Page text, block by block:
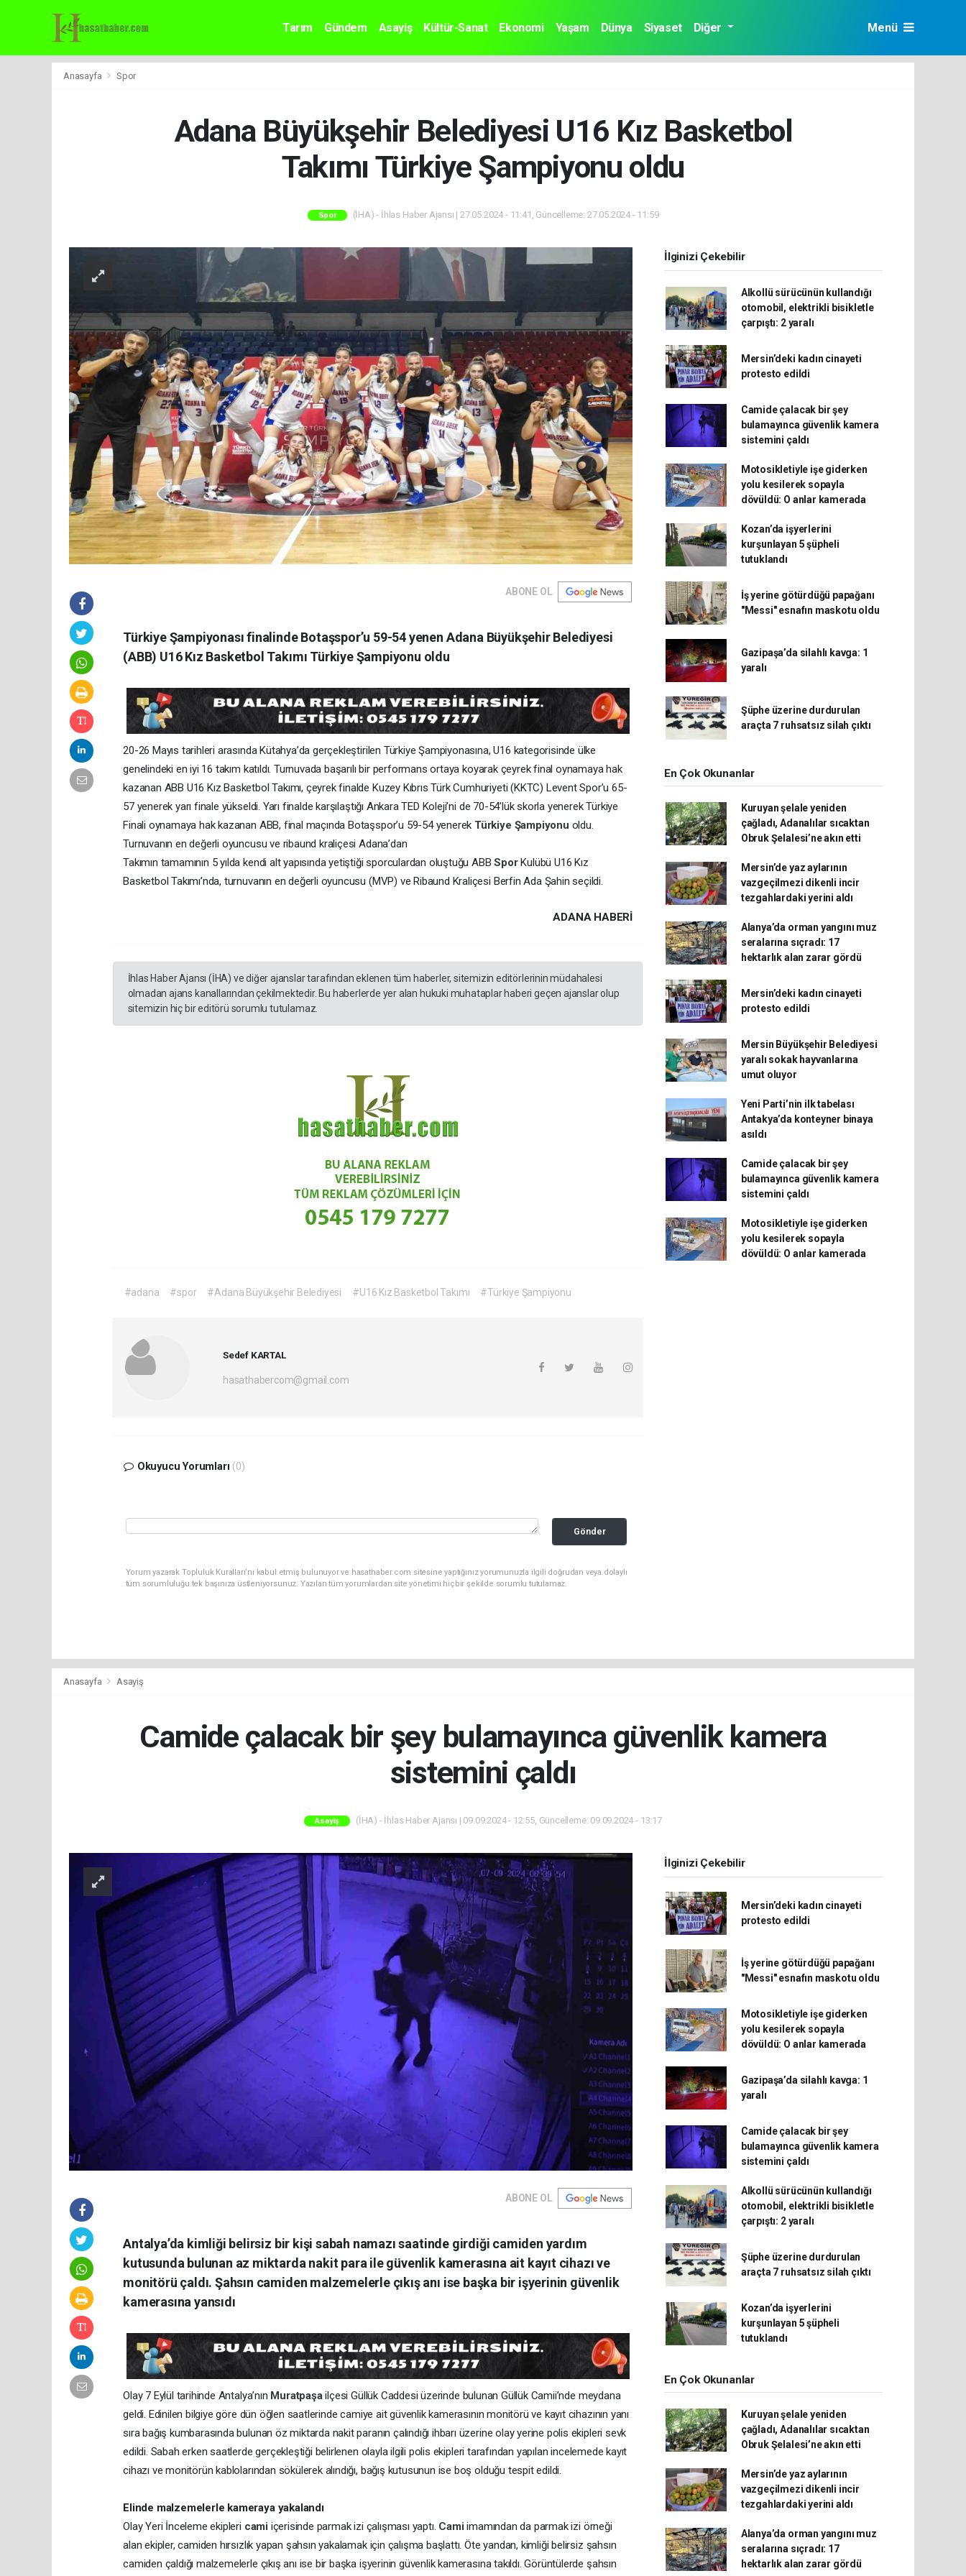
Tarım Gündem Asayiş Kültür-Sanat Ekonomi Yaşam Dünya Siyaset Diğer Menü
Anasayfa Spor
Adana Büyükşehir Belediyesi U16 Kız Basketbol
Takımı Türkiye Şampiyonu oldu
Spor (İHA) - İhlas Haber Ajansı | 27.05.2024 - 11:41, Güncelleme: 27.05.2024 - 11:59
ABONE OL
Türkiye Şampiyonası finalinde Botaşspor’u 59-54 yenen Adana Büyükşehir Belediyesi
(ABB) U16 Kız Basketbol Takımı Türkiye Şampiyonu oldu
20-26 Mayıs tarihleri arasında Kütahya’da gerçekleştirilen Türkiye Şampiyonasına, U16 kategorisinde ülke
genelindeki en iyi 16 takım katıldı. Turnuvada başarılı bir performans ortaya koyarak çeyrek final oynamaya hak
kazanan ABB U16 Kız Basketbol Takımı, çeyrek finalde Kuzey Kıbrıs Türk Cumhuriyeti (KKTC) Levent Spor’u 65-
57 yenerek yarı finale yükseldi. Yarı finalde karşılaştığı Ankara TED Koleji’ni de 70-54’lük skorla yenerek Türkiye
Finali oynamaya hak kazanan ABB, final maçında Botaşspor’u 59-54 yenerek Türkiye Şampiyonu oldu.
Turnuvanın en değerli oyuncusu ve ribaund kraliçesi Adana’dan
Takımın tamamının 5 yılda kendi alt yapısında yetiştiği sporculardan oluştuğu ABBSpor Kulübü U16 Kız
Basketbol Takımı’nda, turnuvanın en değerli oyuncusu (MVP) ve Ribaund Kraliçesi Berfin Ada Şahin seçildi.
ADANA HABERİ
İhlas Haber Ajansı (İHA) ve diğer ajanslar tarafından eklenen tüm haberler, sitemizin editörlerinin müdahalesi
olmadan ajans kanallarından çekilmektedir. Bu haberlerde yer alan hukuki muhataplar haberi geçen ajanslar olup
sitemizin hiç bir editörü sorumlu tutulamaz.
#adana #spor #Adana Büyükşehir Belediyesi #U16 Kız Basketbol Takımı #Türkiye Şampiyonu
Sedef KARTAL
hasathabercom@gmail.com
Okuyucu Yorumları (0)
Gönder
Yorum yazarak Topluluk Kuralları’nı kabul etmiş bulunuyor ve hasathaber.com sitesine yaptığınız yorumunuzla ilgili doğrudan veya dolaylı
tüm sorumluluğu tek başınıza üstleniyorsunuz. Yazılan tüm yorumlardan site yönetimi hiçbir şekilde sorumlu tutulamaz.
İlginizi Çekebilir
Alkollü sürücünün kullandığı
otomobil, elektrikli bisikletle
çarpıştı: 2 yaralı
Mersin’deki kadın cinayeti
protesto edildi
Camide çalacak bir şey
bulamayınca güvenlik kamera
sistemini çaldı
Motosikletiyle işe giderken
yolu kesilerek sopayla
dövüldü: O anlar kamerada
Kozan’da işyerlerini
kurşunlayan 5 şüpheli
tutuklandı
İş yerine götürdüğü papağanı
"Messi" esnafın maskotu oldu
Gazipaşa’da silahlı kavga: 1
yaralı
Şüphe üzerine durdurulan
araçta 7 ruhsatsız silah çıktı
En Çok Okunanlar
Kuruyan şelale yeniden
çağladı, Adanalılar sıcaktan
Obruk Şelalesi’ne akın etti
Mersin’de yaz aylarının
vazgeçilmezi dikenli incir
tezgahlardaki yerini aldı
Alanya’da orman yangını muz
seralarına sıçradı: 17
hektarlık alan zarar gördü
Mersin’deki kadın cinayeti
protesto edildi
Mersin Büyükşehir Belediyesi
yaralı sokak hayvanlarına
umut oluyor
Yeni Parti’nin ilk tabelası
Antakya’da konteyner binaya
asıldı
Camide çalacak bir şey
bulamayınca güvenlik kamera
sistemini çaldı
Motosikletiyle işe giderken
yolu kesilerek sopayla
dövüldü: O anlar kamerada
Anasayfa Asayiş
Camide çalacak bir şey bulamayınca güvenlik kamera
sistemini çaldı
Asayiş (İHA) - İhlas Haber Ajansı | 09.09.2024 - 12:55, Güncelleme: 09.09.2024 - 13:17
ABONE OL
Antalya’da kimliği belirsiz bir kişi sabah namazı saatinde girdiği camiden yardım
kutusunda bulunan az miktarda nakit para ile güvenlik kamerasına ait kayıt cihazı ve
monitörü çaldı. Şahsın camiden malzemelerle çıkış anı ise başka bir işyerinin güvenlik
kamerasına yansıdı
Olay 7 Eylül tarihinde Antalya’nın Muratpaşailçesi Güllük Caddesi üzerinde bulunan Güllük Camii’nde meydana
geldi. Edinilen bilgiye göre dün öğlen saatlerinde camiye ait güvenlik kamerasının monitörü ve kayıt cihazının yanı
sıra bağış kumbarasında bulunan öz miktarda nakit paranın çalındığı ihbarı üzerine olay yerine polis ekipleri sevk
edildi. Sabah erken saatlerde gerçekleştiği belirlenen olayla ilgili polis ekipleri tarafından yapılan incelemede kayıt
cihazı ve monitörün kablolarından sökülerek alındığı, bağış kutusunun ise boş olduğu tespit edildi.
Elinde malzemelerle kameraya yakalandı
Olay Yeri İnceleme ekipleri cami içerisinde parmak izi çalışması yaptı. Camiimamından da parmak izi örneği
alan ekipler, camiden hırsızlık yapan şahsın yakalamak için çalışma başlattı. Öte yandan, kimliği belirsiz şahsın
camiden çaldığı malzemelerle çıkış anı ise bir başka işyerinin güvenlik kamerasına takıldı. Görüntülerde şahsın
İlginizi Çekebilir
Mersin’deki kadın cinayeti
protesto edildi
İş yerine götürdüğü papağanı
"Messi" esnafın maskotu oldu
Motosikletiyle işe giderken
yolu kesilerek sopayla
dövüldü: O anlar kamerada
Gazipaşa’da silahlı kavga: 1
yaralı
Camide çalacak bir şey
bulamayınca güvenlik kamera
sistemini çaldı
Alkollü sürücünün kullandığı
otomobil, elektrikli bisikletle
çarpıştı: 2 yaralı
Şüphe üzerine durdurulan
araçta 7 ruhsatsız silah çıktı
Kozan’da işyerlerini
kurşunlayan 5 şüpheli
tutuklandı
En Çok Okunanlar
Kuruyan şelale yeniden
çağladı, Adanalılar sıcaktan
Obruk Şelalesi’ne akın etti
Mersin’de yaz aylarının
vazgeçilmezi dikenli incir
tezgahlardaki yerini aldı
Alanya’da orman yangını muz
seralarına sıçradı: 17
hektarlık alan zarar gördü